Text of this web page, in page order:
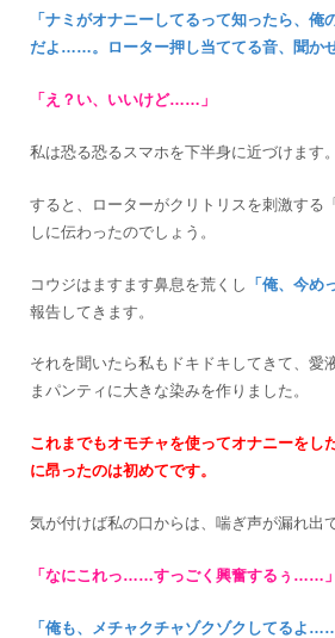
「ナミがオナニーしてるって知ったら、俺
だよ……。ローター押し当ててる音、聞かせ
「え？い、いいけど……」
私は恐る恐るスマホを下半身に近づけます。
すると、ローターがクリトリスを刺激する
しに伝わったのでしょう。
コウジはますます鼻息を荒くし 「俺、今め
報告してきます。
それを聞いたら私もドキドキしてきて、愛
まパンティに大きな染みを作りました。
これまでもオモチャを使ってオナニーをし
に昂ったのは初めてです。
気が付けば私の口からは、喘ぎ声が漏れ出
「なにこれっ……すっごく興奮するぅ……」
「俺も、メチャクチャゾクゾクしてるよ